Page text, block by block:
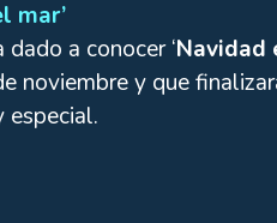
mar’
a conocer ‘Navidad
noviembre y que
especial.